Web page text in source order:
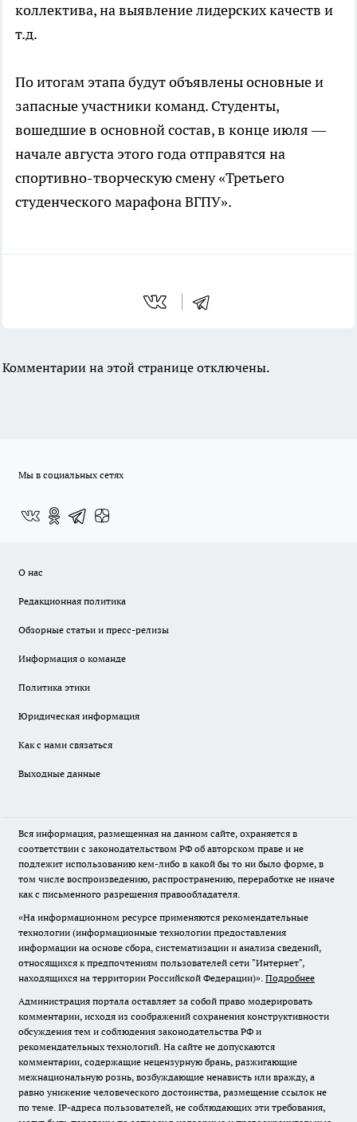
коллектива, на выявление лидерских качеств и
т.д.
По итогам этапа будут объявлены основные и
запасные участники команд. Студенты,
вошедшие в основной состав, в конце июля —
начале августа этого года отправятся на
спортивно-творческую смену «Третьего
студенческого марафона ВГПУ».
Комментарии на этой странице отключены.
Мы в социальных сетях
О нас
Редакционная политика
Обзорные статьи и пресс-релизы
Информация о команде
Политика этики
Юридическая информация
Как с нами связаться
Выходные данные
Вся информация, размещенная на данном сайте, охраняется в
соответствии с законодательством РФ об авторском праве и не
подлежит использованию кем-либо в какой бы то ни было форме, в
том числе воспроизведению, распространению, переработке не иначе
как с письменного разрешения правообладателя.
«На информационном ресурсе применяются рекомендательные
технологии (информационные технологии предоставления
информации на основе сбора, систематизации и анализа сведений,
относящихся к предпочтениям пользователей сети "Интернет",
находящихся на территории Российской Федерации)». Подробнее
Администрация портала оставляет за собой право модерировать
комментарии, исходя из соображений сохранения конструктивности
обсуждения тем и соблюдения законодательства РФ и
рекомендательных технологий. На сайте не допускаются
комментарии, содержащие нецензурную брань, разжигающие
межнациональную рознь, возбуждающие ненависть или вражду, а
равно унижение человеческого достоинства, размещение ссылок не
по теме. IP-адреса пользователей, не соблюдающих эти требования,